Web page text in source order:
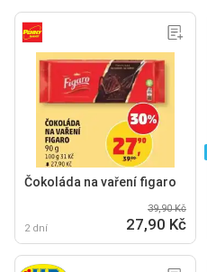
Čokoláda na vaření figaro
2 dní
39,90 Kč
27,90 Kč